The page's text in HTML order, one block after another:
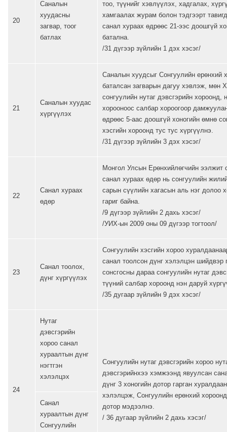
20
Саналын
хуудасны
загвар, тоог
батлах
тоо, түүнийг хэвлүүлэх, хадгалах,
хамгаалах журам болон тэдгээрт
санал хураах өдрөөс 21-ээс доошгүй
батална.
/31 дүгээр зүйлийн 1 дэх хэсэг/
21
Саналын хуудас
хүргүүлэх
Саналын хуудсыг Сонгуулийн ерөнхий
баталсан загварын дагуу хэвлэж, мөн
сонгуулийн нутаг дэвсгэрийн хороонд,
хорооноос салбар хороогоор
өдрөөс 5-аас доошгүй хоногийн өмнө
хэсгийн хороонд тус тус хүргүүлнэ.
/31 дүгээр зүйлийн 3 дэх хэсэг/
22
Санал хураах
өдөр
Монгол Улсын Ерөнхийлөгчийн ээлжит
санал хураах өдөр нь сонгуулийн
сарын сүүлийн хагасын аль нэг долоо
гариг байна.
/9 дүгээр зүйлийн 2 дахь хэсэг/
/УИХ-ын 2009 оны 09 дүгээр тогтоол/
23
Санал тоолох,
дүнг хүргүүлэх
Сонгуулийн хэсгийн хороо
санал тоолсон дүнг хэлэлцэн шийдвэр
сонсгосны дараа сонгуулийн нутаг
түүний салбар хороонд нэн даруй
/35 дугаар зүйлийн 9 дэх хэсэг/
24
Нутаг
дэвсгэрийн
хороо санал
хураалтын дүнг
нэгтгэн
хэлэлцэх
Сонгуулийн нутаг дэвсгэрийн хороо
дэвсгэрийнхээ хэмжээнд явуулсан
дүнг 3 хоногийн дотор гарган
хэлэлцэж, Сонгуулийн ерөнхий
дотор мэдээлнэ.
/ 36 дугаар зүйлийн 2 дахь хэсэг/
Санал
хураалтын дүнг
Сонгуулийн